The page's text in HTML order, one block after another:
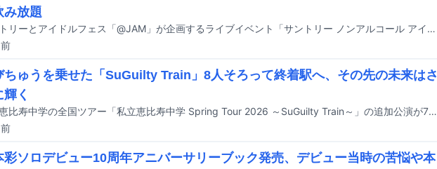
み放題
サントリーとアイドルフェス「@JAM」が企画するライブイベント「サントリー ノンアルコール アイドルパーティー Vol.0 Produced by @JAM」が、8月5日に東京・Zepp Haneda（TOKYO）で開催される。
前
ちゅうを乗せた「SuGuilty Train」8人そろって終着駅へ、その先の未来はさ
輝く
私立恵比寿中学の全国ツアー「私立恵比寿中学 Spring Tour 2026 ～SuGuilty Train～」の追加公演が7月11日と12日に東京・立川ステージガーデンで開催された。
前
彩ソロデビュー10周年アニバーサリーブック発売、デビュー当時の苦悩や本